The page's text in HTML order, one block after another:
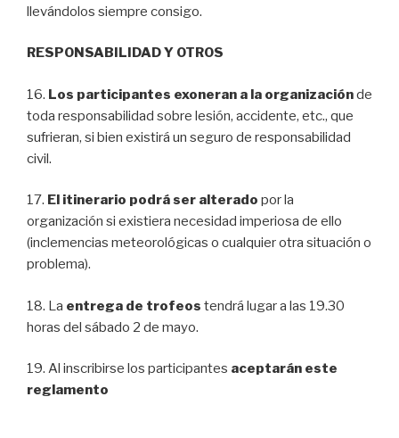
llevándolos siempre consigo.
RESPONSABILIDAD Y OTROS
16. Los participantes exoneran a la organizaciónde
toda responsabilidad sobre lesión, accidente, etc., que
sufrieran, si bien existirá un seguro de responsabilidad
civil.
17. El itinerario podrá ser alterado por la
organización si existiera necesidad imperiosa de ello
(inclemencias meteorológicas o cualquier otra situación o
problema).
18. La entrega de trofeos tendrá lugar a las 19.30
horas del sábado 2 de mayo.
19. Al inscribirse los participantes aceptarán este
reglamento